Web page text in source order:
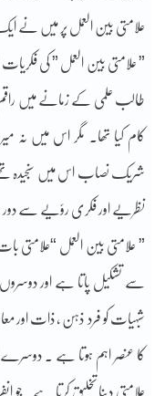
علامتی بین العمل پر میں نے ایک
” علامتی بین العمل ” کی فکریات
طالب علمی کے زمانے میں
کام کیا تھا۔ مگر اس میں نہ
شریک نصاب اس میں سنجیدہ
نظریے اور فکری روّیے سے دور
” علامتی بین العمل “علامتی
سے تشکیل پاتا ہے اور دوسروں
شبہیات کو فرد ذہن ، ذات
کا عنصر اہم ہوتا ہے .
علامتی دینا تخلیق کرتا ہے۔ جو